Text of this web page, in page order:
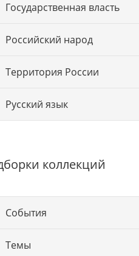
Государственная власть
Российский народ
Территория России
Русский язык
коллекций
События
Темы